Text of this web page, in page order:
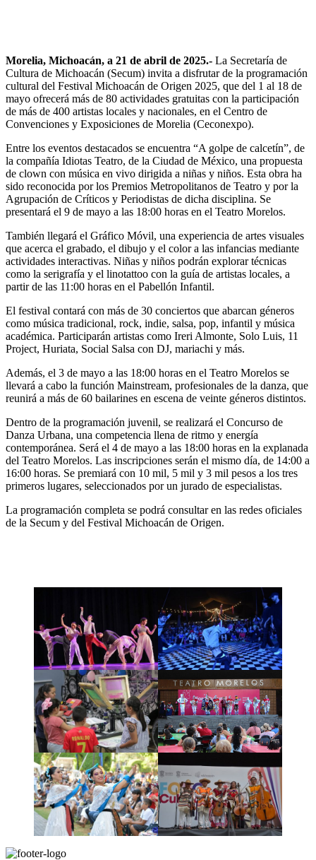
Morelia, Michoacán, a 21 de abril de 2025.- La Secretaría de
Cultura de Michoacán (Secum) invita a disfrutar de la programación
cultural del Festival Michoacán de Origen 2025, que del 1 al 18 de
mayo ofrecerá más de 80 actividades gratuitas con la participación
de más de 400 artistas locales y nacionales, en el Centro de
Convenciones y Exposiciones de Morelia (Ceconexpo).
Entre los eventos destacados se encuentra “A golpe de calcetín”, de
la compañía Idiotas Teatro, de la Ciudad de México, una propuesta
de clown con música en vivo dirigida a niñas y niños. Esta obra ha
sido reconocida por los Premios Metropolitanos de Teatro y por la
Agrupación de Críticos y Periodistas de dicha disciplina. Se
presentará el 9 de mayo a las 18:00 horas en el Teatro Morelos.
También llegará el Gráfico Móvil, una experiencia de artes visuales
que acerca el grabado, el dibujo y el color a las infancias mediante
actividades interactivas. Niñas y niños podrán explorar técnicas
como la serigrafía y el linotattoo con la guía de artistas locales, a
partir de las 11:00 horas en el Pabellón Infantil.
El festival contará con más de 30 conciertos que abarcan géneros
como música tradicional, rock, indie, salsa, pop, infantil y música
académica. Participarán artistas como Ireri Almonte, Solo Luis, 11
Project, Huriata, Social Salsa con DJ, mariachi y más.
Además, el 3 de mayo a las 18:00 horas en el Teatro Morelos se
llevará a cabo la función Mainstream, profesionales de la danza, que
reunirá a más de 60 bailarines en escena de veinte géneros distintos.
Dentro de la programación juvenil, se realizará el Concurso de
Danza Urbana, una competencia llena de ritmo y energía
contemporánea. Será el 4 de mayo a las 18:00 horas en la explanada
del Teatro Morelos. Las inscripciones serán el mismo día, de 14:00 a
16:00 horas. Se premiará con 10 mil, 5 mil y 3 mil pesos a los tres
primeros lugares, seleccionados por un jurado de especialistas.
La programación completa se podrá consultar en las redes oficiales
de la Secum y del Festival Michoacán de Origen.